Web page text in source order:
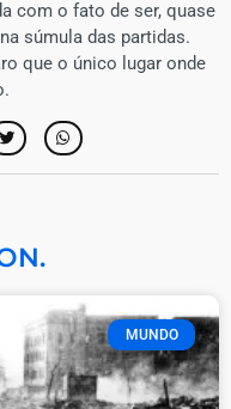
com o fato de ser, quase
súmula das partidas.
que o único lugar onde
MUNDO